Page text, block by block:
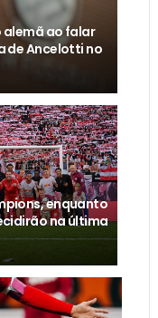
ao falar
de Ancelotti no
enquanto
na última